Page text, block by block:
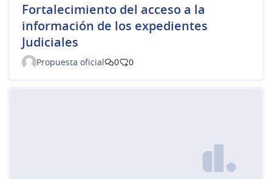
Fortalecimiento del acceso a la
información de los expedientes
Judiciales
Propuesta oficial 0 0